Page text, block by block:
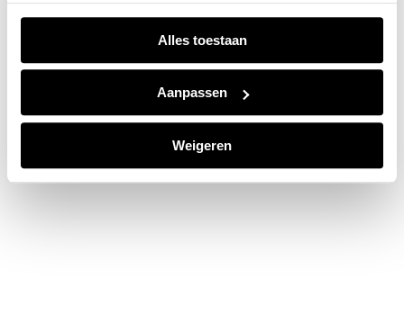
Alles toestaan
Aanpassen
Weigeren